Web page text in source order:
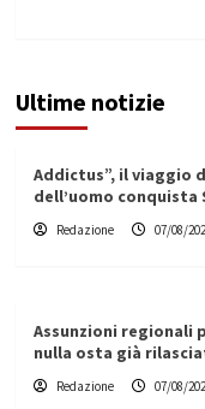
Ultime notizie
Addictus”, il viaggio
dell’uomo conquista
Redazione 07/08/
Assunzioni regionali
nulla osta già
Redazione 07/08/